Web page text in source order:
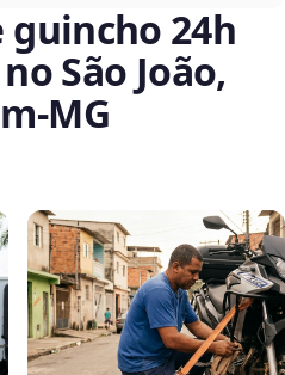
guincho 24h
São João,